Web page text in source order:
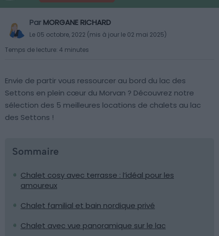
Par MORGANE RICHARD
Le 05 octobre, 2022 (mis à jour le 02 mai 2025)
Temps de lecture: 4 minutes
Envie de partir vous ressourcer au bord du lac des
Settons en plein cœur du Morvan ? Découvrez notre
sélection des 5 meilleures locations de chalets au lac
des Settons !
Sommaire
Chalet cosy avec terrasse : l’idéal pour les
amoureux
Chalet familial et bain nordique privé
Chalet avec vue panoramique sur le lac